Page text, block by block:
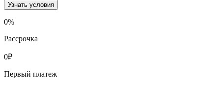
Узнать условия
0%
Рассрочка
0₽
Первый платеж